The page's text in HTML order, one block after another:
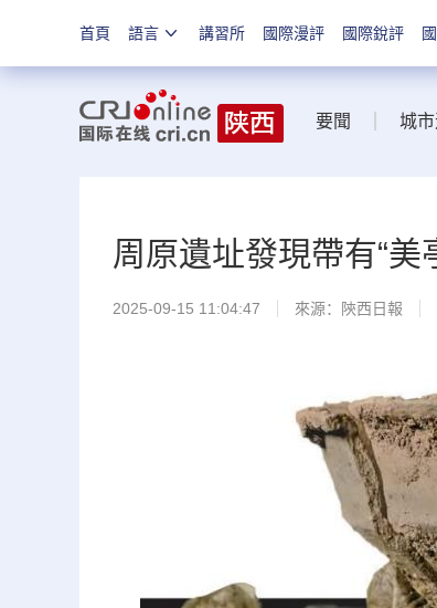
首頁 語言 講習所 國際漫評 國際銳評
要聞 城
周原遺址發現帶有“美
2025-09-15 11:04:47 來源： 陝西日報